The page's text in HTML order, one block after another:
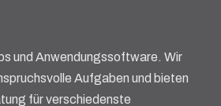
und Anwendungssoftware. Wir
Aufgaben und bieten
für verschiedenste